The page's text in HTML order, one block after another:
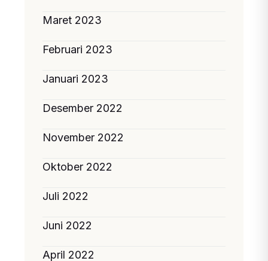
Maret 2023
Februari 2023
Januari 2023
Desember 2022
November 2022
Oktober 2022
Juli 2022
Juni 2022
April 2022